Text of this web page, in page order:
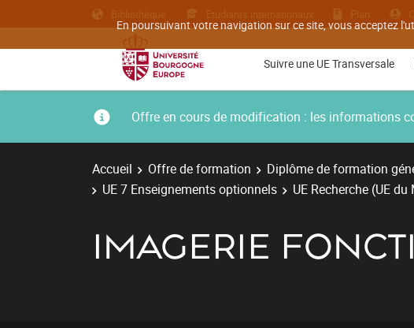
En poursuivant votre navigation sur ce site, vous acceptez
Bibliothèque Etudiants internationaux Plan
Suivre une UE Transversale
Offre en cours de modification : les informations
Accueil Offre de formation Diplôme de formation
UE 7 Enseignements optionnels
UE Recherche (UE
IMAGERIE